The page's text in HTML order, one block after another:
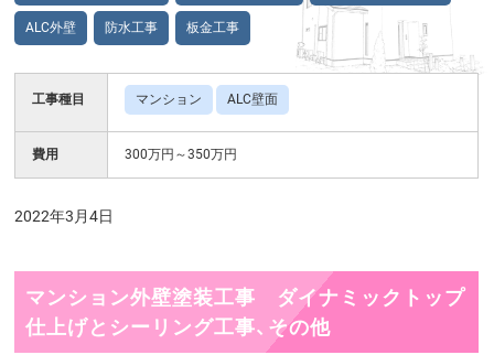
ALC外壁 防水工事 板金工事
工事種目 マンション ALC壁面
費用 300万円～350万円
2022年3月4日
マンション外壁塗装工事 ダイナミックトップ
仕上げとシーリング工事、その他